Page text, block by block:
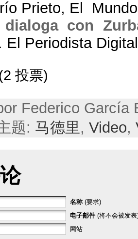
Prieto, El Mundo
con
El Periodista Digital
投票)
Federico García
题: 马德里 , Video,
名称 (要求)
电子邮件 (将不会被发
网站